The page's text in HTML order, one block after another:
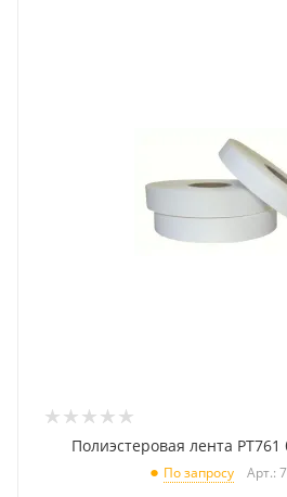
Полиэстеровая лента
По запросу Арт.: